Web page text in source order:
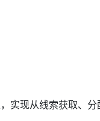
实现从线索获取、分